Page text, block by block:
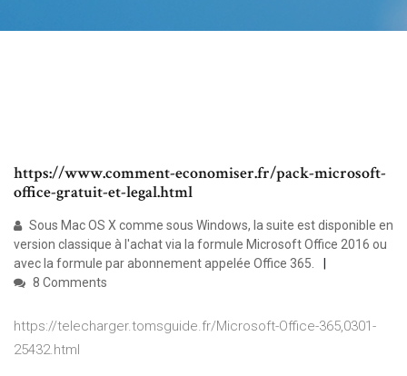
https://www.comment-economiser.fr/pack-microsoft-
office-gratuit-et-legal.html
Sous Mac OS X comme sous Windows, la suite est disponible en
version classique à l'achat via la formule Microsoft Office 2016 ou
avec la formule par abonnement appelée Office 365.
8 Comments
https://telecharger.tomsguide.fr/Microsoft-Office-365,0301-
25432.html